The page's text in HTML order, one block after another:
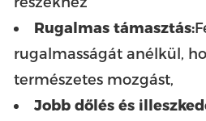
Rugalmas támasztás:
rugalmasságát anélkül,
természetes mozgást,
Jobb dőlés és